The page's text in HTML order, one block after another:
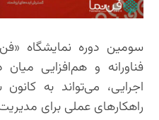
سومین دوره نمایشگاه
فناورانه و هم‌افزایی
اجرایی، می‌تواند به
راهکارهای عملی برای